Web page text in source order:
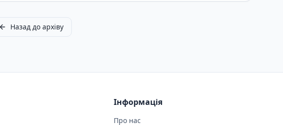
Назад до архіву
Інформація
Про нас